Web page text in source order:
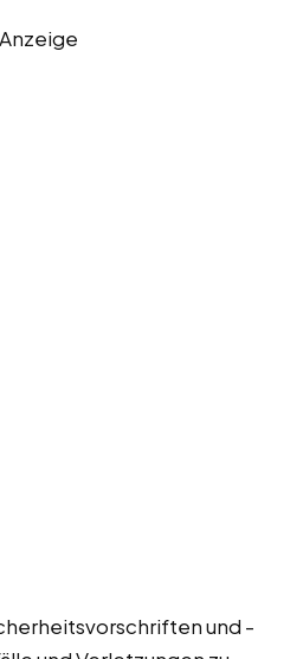
Anzeige
und -